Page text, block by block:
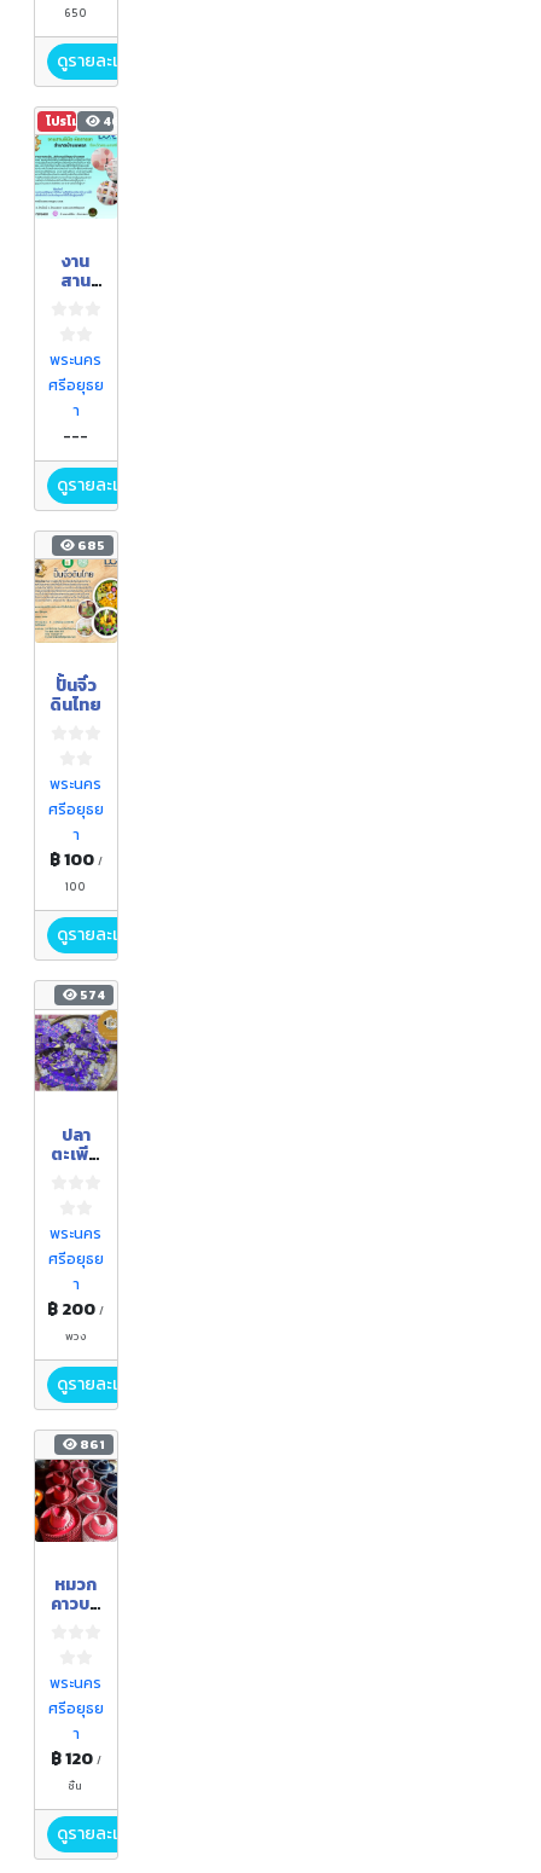
650
ดูรายละเอียด
โปรโมชัน466
งาน
สาน
พระนคร
ศรีอยุธย
า
---
ดูรายละเอียด
685
ปั้นจิ๋ว
ดินไทย
พระนคร
ศรีอยุธย
า
฿ 100 /
100
ดูรายละเอียด
574
ปลา
ตะเพีย
พระนคร
ศรีอยุธย
า
฿ 200/
พวง
ดูรายละเอียด
861
หมวก
คาวบอ
พระนคร
ศรีอยุธย
า
฿ 120 /
ชิ้น
ดูรายละเอียด